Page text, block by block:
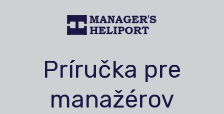
Príručka pre
manažérov